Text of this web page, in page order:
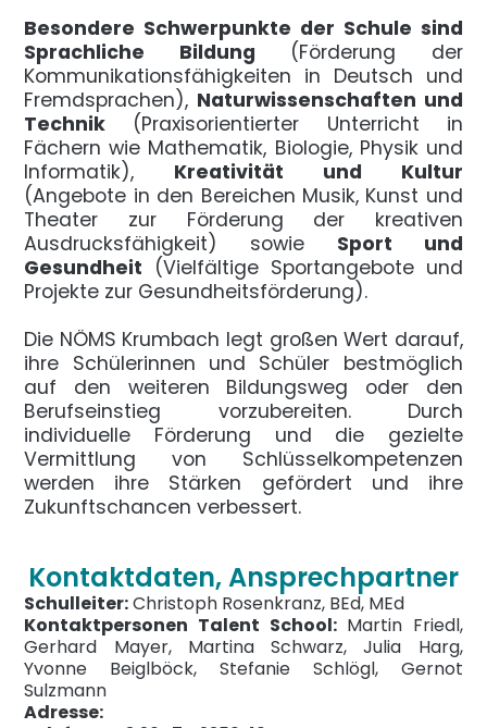
Besondere Schwerpunkte der Schule sind
Sprachliche Bildung (Förderung der
Kommunikationsfähigkeiten in Deutsch und
Fremdsprachen), Naturwissenschaften und
Technik (Praxisorientierter Unterricht in
Fächern wie Mathematik, Biologie, Physik und
Informatik), Kreativität und Kultur
(Angebote in den Bereichen Musik, Kunst und
Theater zur Förderung der kreativen
Ausdrucksfähigkeit) sowie Sport und
Gesundheit (Vielfältige Sportangebote und
Projekte zur Gesundheitsförderung).
Die NÖMS Krumbach legt großen Wert darauf,
ihre Schülerinnen und Schüler bestmöglich
auf den weiteren Bildungsweg oder den
Berufseinstieg vorzubereiten. Durch
individuelle Förderung und die gezielte
Vermittlung von Schlüsselkompetenzen
werden ihre Stärken gefördert und ihre
Zukunftschancen verbessert.
Kontaktdaten, Ansprechpartner
Schulleiter:Christoph Rosenkranz, BEd, MEd
Kontaktpersonen Talent School:Martin Friedl,
Gerhard Mayer, Martina Schwarz, Julia Harg,
Yvonne Beiglböck, Stefanie Schlögl, Gernot
Sulzmann
Adresse: